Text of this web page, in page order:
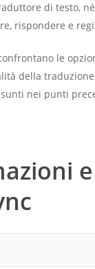
di testo,
rispondere e
le
della
nei punti